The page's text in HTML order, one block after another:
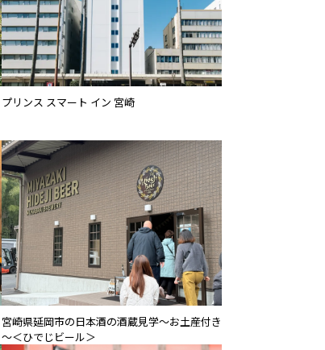
プリンス スマート イン 宮崎
宮崎県延岡市の日本酒の酒蔵見学～お土産付き
～＜ひでじビール＞